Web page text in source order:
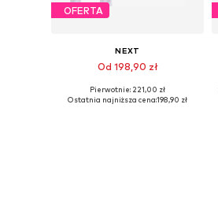
OFERTA
NEXT
Od 198,90 zł
Dostępne w różnych rozmiarach
Pierwotnie: 221,00 zł
Ostatnia najniższa cena:198,90 zł